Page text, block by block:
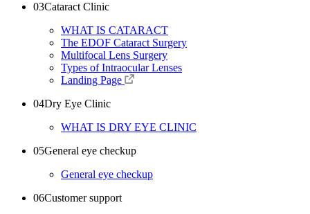
03Cataract Clinic
WHAT IS CATARACT
The EDOF Cataract Surgery
Multifocal Lens Surgery
Types of Intraocular Lenses
Landing Page
04Dry Eye Clinic
WHAT IS DRY EYE CLINIC
05General eye checkup
General eye checkup
06Customer support